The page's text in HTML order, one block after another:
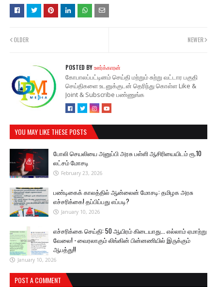
NEWER
OLDER
POSTED BYஊர்க்காரன்
கோபாலப்பட்டினம் செய்தி மற்றும் சுற்று வட்டார பகுதி
செய்திகளை உடனுக்குடன் தெரிந்து கொள்ள Like &
Joint & Subscribe பண்ணுங்க
YOU MAY LIKE THESE POSTS
போலி செயலியை அனுப்பி அரசு பள்ளி ஆசிரியையிடம் ரூ.10
லட்சம் மோசடி
February 23, 2026
பண்டிகைக் காலத்தில் ஆன்லைன் மோசடி: தமிழக அரசு
எச்சரிக்கை! தப்பிப்பது எப்படி?
January 10, 2026
எச்சரிக்கை செய்தி: 50 ஆயிரம் கிடையாது... எல்லாம் ஏமாற்று
வேலை! - வைரலாகும் லிங்கின் பின்னணியில் இருக்கும்
ஆபத்து!!
January 10, 2026
POST A COMMENT